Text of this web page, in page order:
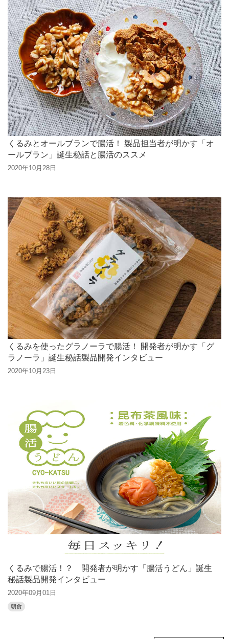
くるみとオールブランで腸活！ 製品担当者が明かす「オ
ールブラン」誕生秘話と腸活のススメ
2020年10月28日
くるみを使ったグラノーラで腸活！ 開発者が明かす「グ
ラノーラ」誕生秘話製品開発インタビュー
2020年10月23日
くるみで腸活！？ 開発者が明かす「腸活うどん」誕生
秘話製品開発インタビュー
2020年09月01日
朝食